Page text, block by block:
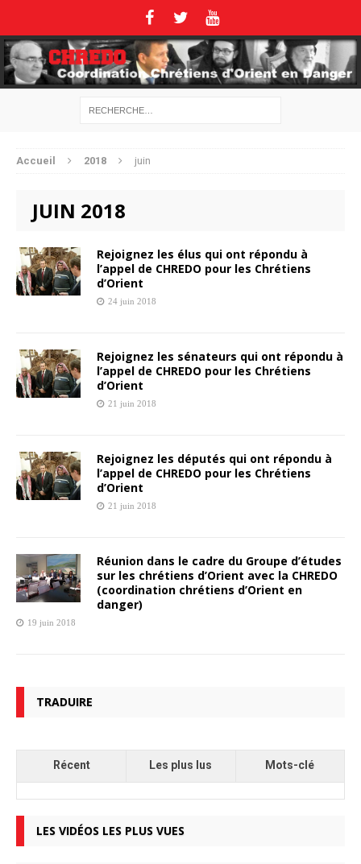
Accueil 2018 juin
JUIN 2018
Rejoignez les élus qui ont répondu à
l’appel de CHREDO pour les Chrétiens
d’Orient
24 juin 2018
Rejoignez les sénateurs qui ont répondu à
l’appel de CHREDO pour les Chrétiens
d’Orient
21 juin 2018
Rejoignez les députés qui ont répondu à
l’appel de CHREDO pour les Chrétiens
d’Orient
21 juin 2018
Réunion dans le cadre du Groupe d’études
sur les chrétiens d’Orient avec la CHREDO
(coordination chrétiens d’Orient en
danger)
19 juin 2018
TRADUIRE
Récent Les plus lus Mots-clé
LES VIDÉOS LES PLUS VUES